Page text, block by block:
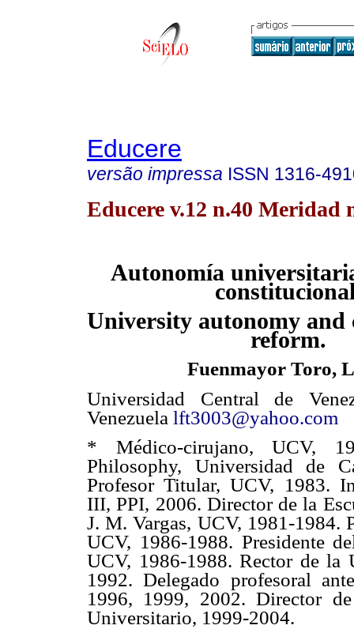
Educere
versão impressa ISSN 1316-
Educere v.12 n.40 Meridad
Autonomía
University autonomy
reform.
Fuenmayor Toro,
Universidad Central de
Venezuela lft3003@yahoo.com
* Médico-cirujano, UCV,
Philosophy, Universidad de
Profesor Titular, UCV, 1983.
III, PPI, 2006. Director de la
J. M. Vargas, UCV, 1981-1984.
UCV, 1986-1988. Presidente
UCV, 1986-1988. Rector de la
1992. Delegado profesoral
1996, 1999, 2002. Director
Universitario, 1999-2004.